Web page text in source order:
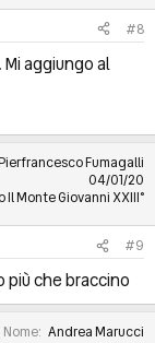
#8
aggiungo al
Fumagalli
04/01/20
Il Monte Giovanni XXIII°
#9
più che braccino
Nome Andrea Marucci